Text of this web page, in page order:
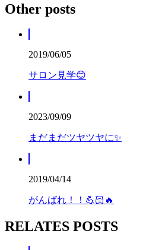
Other posts
2019/06/05
サロン見学😊
2023/09/09
まだまだツヤツヤに✨️
2019/04/14
がんばれ！！💪🏻🔥
RELATES POSTS